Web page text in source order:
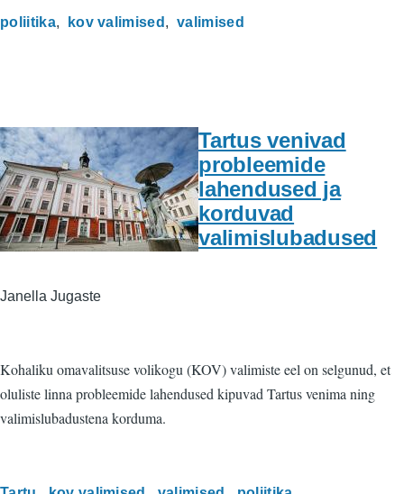
poliitika kov valimised valimised
Tartus venivad
probleemide
lahendused ja
korduvad
valimislubadused
Janella Jugaste
Kohaliku omavalitsuse volikogu (KOV) valimiste eel on selgunud, et
oluliste linna probleemide lahendused kipuvad Tartus venima ning
valimislubadustena korduma.